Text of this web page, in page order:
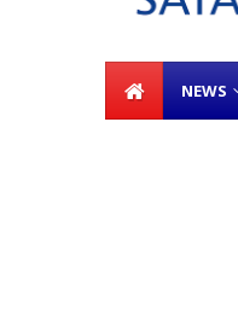
NEWS